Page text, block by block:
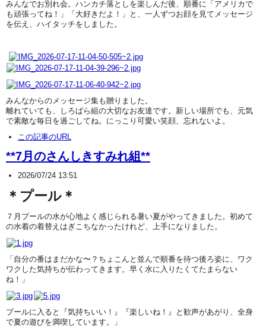
みんなでお別れ会。ハンカチ落としを楽しんだ後、順番に「アメリカで
も頑張ってね！」「大好きだよ！」と、一人ずつお顔を見てメッセージ
を伝え、ハイタッチをしました。
みんなからのメッセージ集も贈りました。
離れていても、しろばら組の大切なお友達です。新しい場所でも、元気
で素敵な毎日を過ごしてね。にっこり可愛い笑顔、忘れないよ。
この記事のURL
**7月のさんしきすみれ組**
2026/07/24 13:51
＊プール＊
７月プールの水が心地よく感じられる暑い夏がやってきました。初めて
の水着の着替えはぎこちなかったけれど、上手になりました。
「自分の番はまだかな〜？ちょこんと並んで順番を待つ後ろ姿に、ワク
ワクした気持ちが伝わってきます。早く水に入りたくてたまらない
ね！」
プールに入ると『気持ちいい！』『楽しいね！』と歓声があがり、全身
で夏の遊びを満喫しています。」